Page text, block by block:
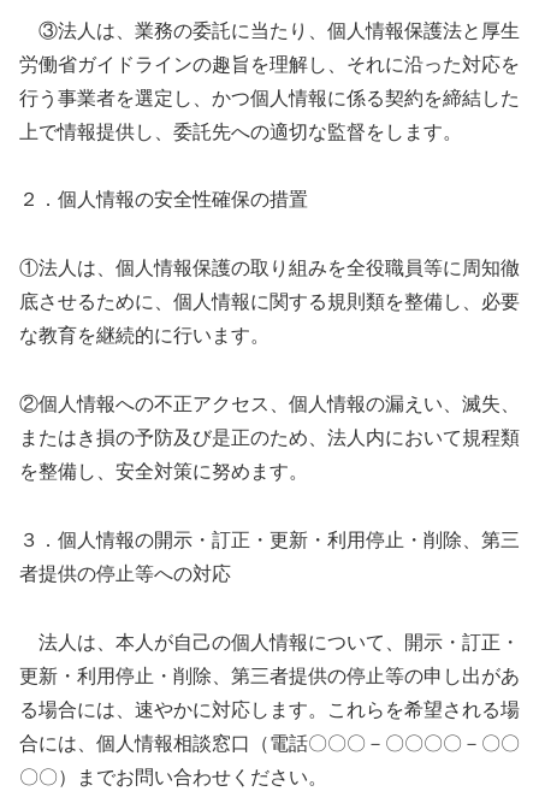
③法人は、業務の委託に当たり、個人情報保護法と厚生
労働省ガイドラインの趣旨を理解し、それに沿った対応を
行う事業者を選定し、かつ個人情報に係る契約を締結した
上で情報提供し、委託先への適切な監督をします。
２．個人情報の安全性確保の措置
①法人は、個人情報保護の取り組みを全役職員等に周知徹
底させるために、個人情報に関する規則類を整備し、必要
な教育を継続的に行います。
②個人情報への不正アクセス、個人情報の漏えい、滅失、
またはき損の予防及び是正のため、法人内において規程類
を整備し、安全対策に努めます。
３．個人情報の開示・訂正・更新・利用停止・削除、第三
者提供の停止等への対応
法人は、本人が自己の個人情報について、開示・訂正・
更新・利用停止・削除、第三者提供の停止等の申し出があ
る場合には、速やかに対応します。これらを希望される場
合には、個人情報相談窓口（電話〇〇〇－〇〇〇〇－〇〇
〇〇）までお問い合わせください。